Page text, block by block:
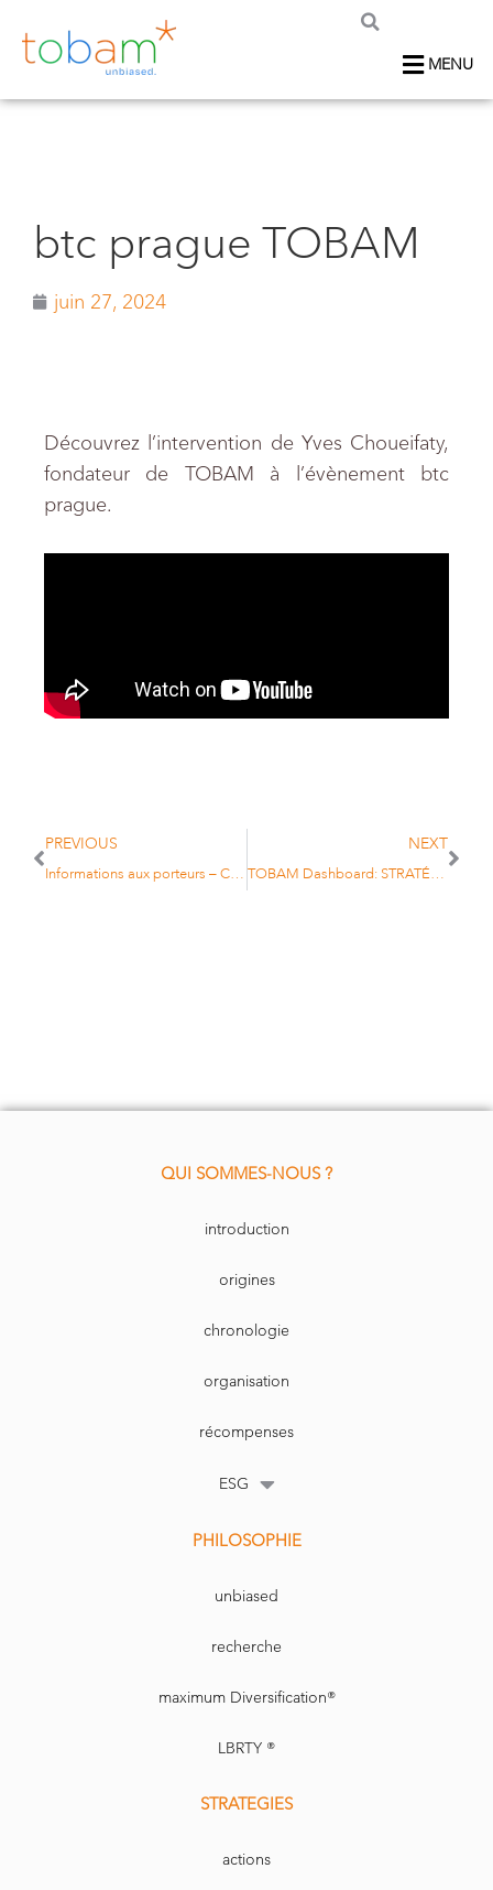
MENU
btc prague TOBAM
juin 27, 2024
Découvrez l’intervention de Yves Choueifaty,
fondateur de TOBAM à l’évènement btc
prague.
PREVIOUS
Informations aux porteurs – Changement d’adresse, modification de la terminologie SFDR et admission de parts en Euroclear
NEXT
TOBAM Dashboard: STRATÉGIE TOBAM LBRTY® EM : FAITS EMPIRIQUES
QUI SOMMES-NOUS ?
introduction
origines
chronologie
organisation
récompenses
ESG
PHILOSOPHIE
unbiased
recherche
maximum Diversification®
LBRTY ®
STRATEGIES
actions